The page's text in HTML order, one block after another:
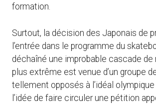
formation.
Surtout, la décision des Japonais de
l’entrée dans le programme du
déchaîné une improbable cascade de
plus extrême est venue d’un groupe
tellement opposés à l’idéal olympique
l’idée de faire circuler une pétition